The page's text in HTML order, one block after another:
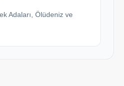
Adaları, Ölüdeniz ve